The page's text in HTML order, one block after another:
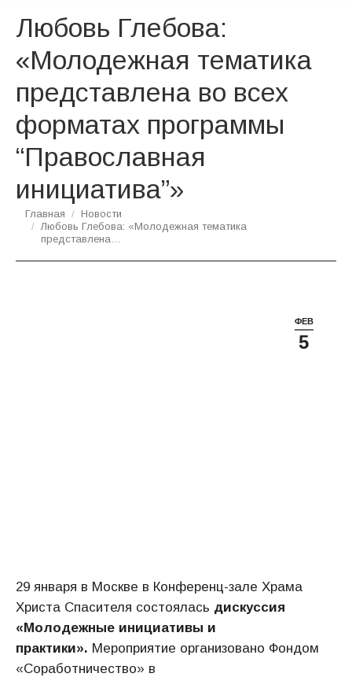
Любовь Глебова:
«Молодежная тематика
представлена во всех
форматах программы
“Православная
инициатива”»
Вы здесь:
Главная
Новости
Любовь Глебова: «Молодежная тематика
представлена…
ФЕВ
5
29 января в Москве в Конференц-зале Храма
Христа Спасителя состоялась дискуссия
«Молодежные инициативы и
практики». Мероприятие организовано Фондом
«Соработничество» в